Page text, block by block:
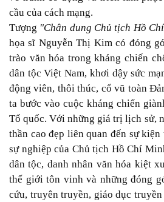
cầu của cách mạng.
Tượng "Chân dung Chủ tịch Hồ
họa sĩ Nguyễn Thị Kim có đóng
trào văn hóa trong kháng chiến
dân tộc Việt Nam, khơi dậy sức
động viên, thôi thúc, cổ vũ toàn
ta bước vào cuộc kháng chiến
Tổ quốc. Với những giá trị lịch sử,
thần cao đẹp liên quan đến sự
sự nghiệp của Chủ tịch Hồ Chí
dân tộc, danh nhân văn hóa kiệt
thế giới tôn vinh và những đóng
cứu, truyên truyền, giáo dục